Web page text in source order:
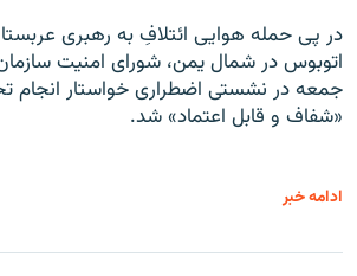
در پی حمله هوایی ائتلافِ به رهبری
اتوبوس در شمال یمن، شورای امنیت
جمعه در نشستی اضطراری خواستار انجام
«شفاف و قابل اعتماد» شد.
ادامه خبر